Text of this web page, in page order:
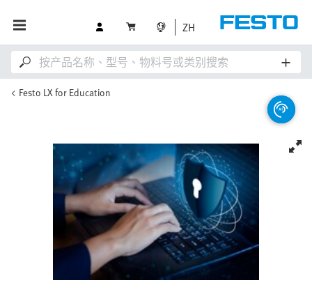
ZH
Festo LX for Education